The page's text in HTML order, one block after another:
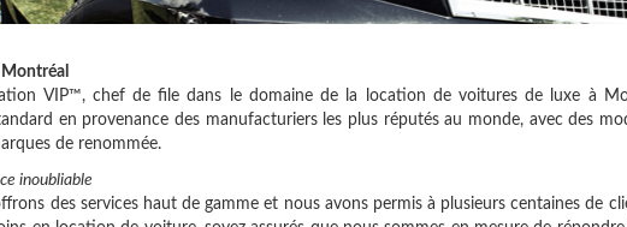
VIP™, chef de file dans le domaine de la location de voitures de luxe à
en provenance des manufacturiers les plus réputés au monde, avec des
de renommée.
inoubliable
des services haut de gamme et nous avons permis à plusieurs centaines de